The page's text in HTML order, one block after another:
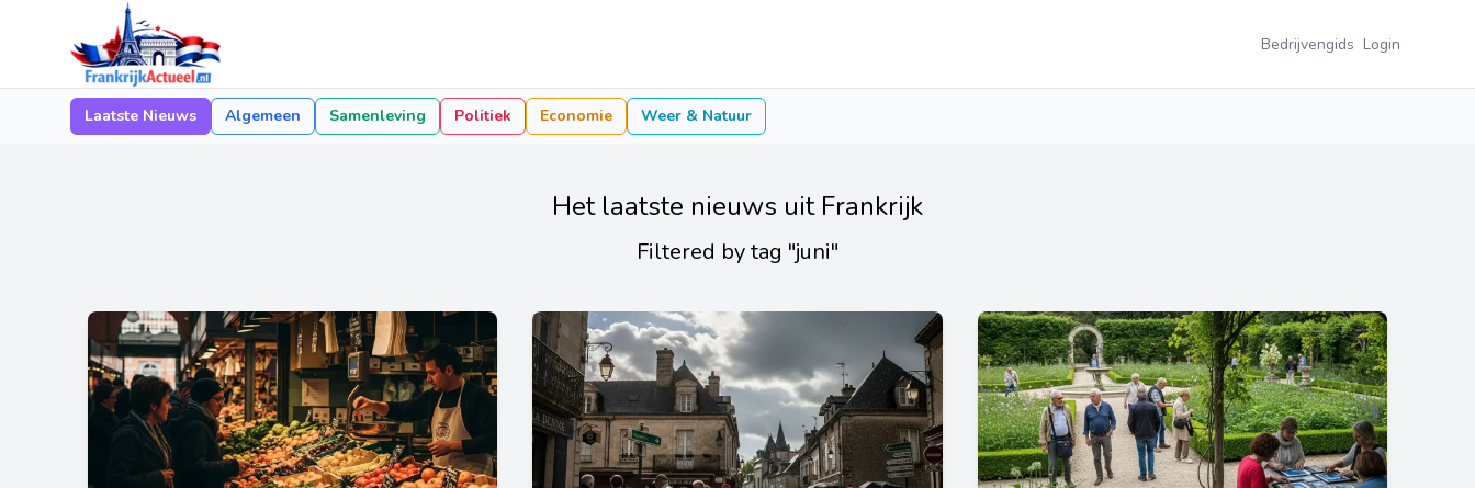
Bedrijvengids Login
Laatste Nieuws Algemeen Samenleving Politiek Economie Weer & Natuur
Het laatste nieuws uit Frankrijk
Filtered by tag "juni"